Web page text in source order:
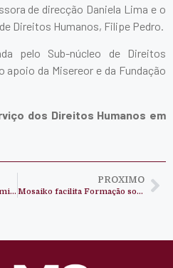
de direcção Daniela Lima e o
Direitos Humanos, Filipe Pedro.
pelo Sub-núcleo de Direitos
apoio da Misereor e da Fundação
dos Direitos Humanos em
Dia internacional para a eliminação da violência contra a mulher
PROXIMO
Mosaiko facilita Formação sobre o Direito à Educação no Uíge